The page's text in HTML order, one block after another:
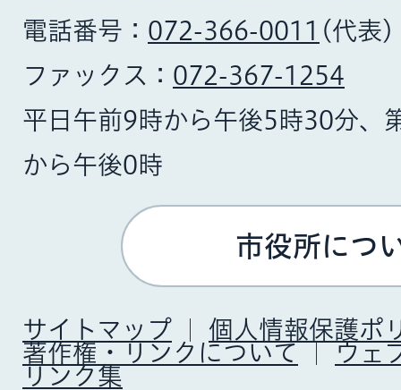
電話番号： 072-366-0011 (代表)
ファックス： 072-367-1254
平日午前9時から午後5時30分、
から午後0時
市役所につ
サイトマップ
個人情報保護ポ
著作権・リンクについて
ウェ
リンク集